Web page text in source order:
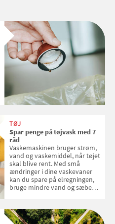
TØJ
Spar penge på tøjvask med 7
råd
Vaskemaskinen bruger strøm,
vand og vaskemiddel, når tøjet
skal blive rent. Med små
ændringer i dine vaskevaner
kan du spare på elregningen,
bruge mindre vand og sæbe
enkle råd til at spare penge på
tøjvasken